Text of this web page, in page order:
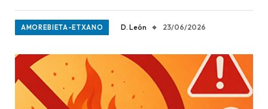
AMOREBIETA-ETXANO D. León 23/06/2026